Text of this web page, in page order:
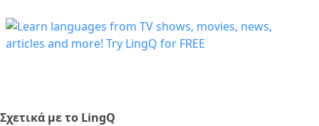
Σχετικά με το LingQ